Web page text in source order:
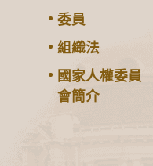
委員
組織法
國家人權委員
會簡介